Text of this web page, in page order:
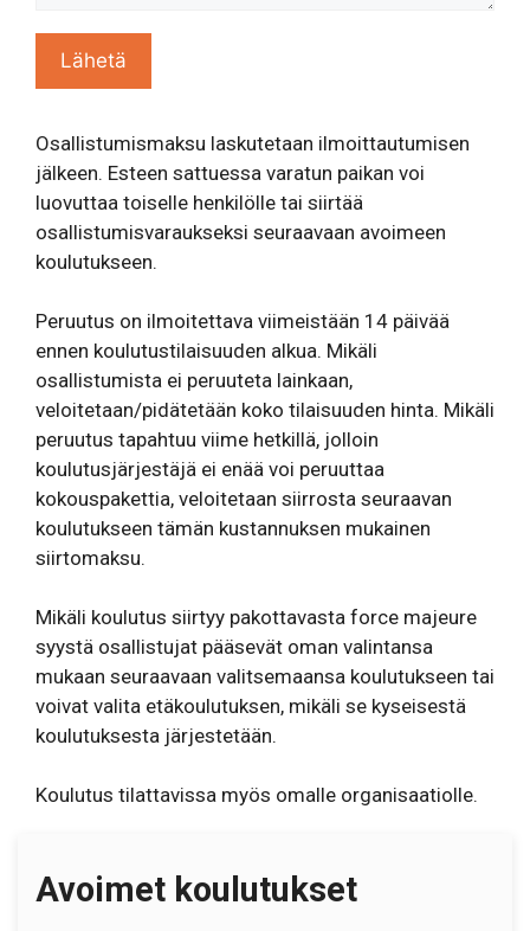
Osallistumismaksu laskutetaan ilmoittautumisen
jälkeen. Esteen sattuessa varatun paikan voi
luovuttaa toiselle henkilölle tai siirtää
osallistumisvaraukseksi seuraavaan avoimeen
koulutukseen.
Peruutus on ilmoitettava viimeistään 14 päivää
ennen koulutustilaisuuden alkua. Mikäli
osallistumista ei peruuteta lainkaan,
veloitetaan/pidätetään koko tilaisuuden hinta. Mikäli
peruutus tapahtuu viime hetkillä, jolloin
koulutusjärjestäjä ei enää voi peruuttaa
kokouspakettia, veloitetaan siirrosta seuraavan
koulutukseen tämän kustannuksen mukainen
siirtomaksu.
Mikäli koulutus siirtyy pakottavasta force majeure
syystä osallistujat pääsevät oman valintansa
mukaan seuraavaan valitsemaansa koulutukseen tai
voivat valita etäkoulutuksen, mikäli se kyseisestä
koulutuksesta järjestetään.
Koulutus tilattavissa myös omalle organisaatiolle.
Avoimet koulutukset